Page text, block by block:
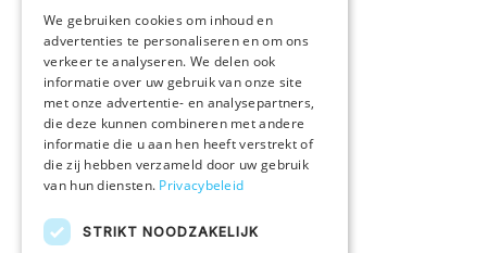
Druktechnieken
Duurzaam ondernemen
Vacatures
KLANTENSERVICE
Bestelprocedure
We gebruiken cookies om inhoud en
advertenties te personaliseren en om ons
verkeer te analyseren. We delen ook
informatie over uw gebruik van onze site
met onze advertentie- en analysepartners,
die deze kunnen combineren met andere
informatie die u aan hen heeft verstrekt of
die zij hebben verzameld door uw gebruik
van hun diensten. Privacybeleid
STRIKT NOODZAKELIJK